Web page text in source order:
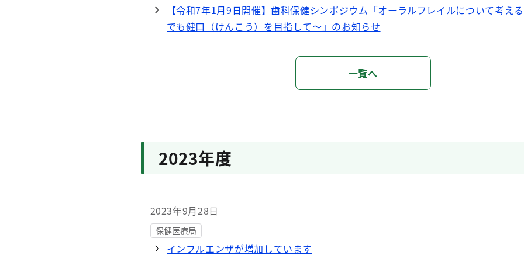
【令和7年1月9日開催】歯科保健シンポジウム「オーラルフレイルについて考え
でも健口（けんこう）を目指して～」のお知らせ
「歯みがき支援ポスター」 ・「歯科コミュニケーション支援カード」を作成しま
2024年7月3日
保健医療局
【施設・医療機関向け】疥癬の講演会（令和6年8月16日）開催のお知らせ
一覧へ
2023年度
2023年9月28日
保健医療局
インフルエンザが増加しています